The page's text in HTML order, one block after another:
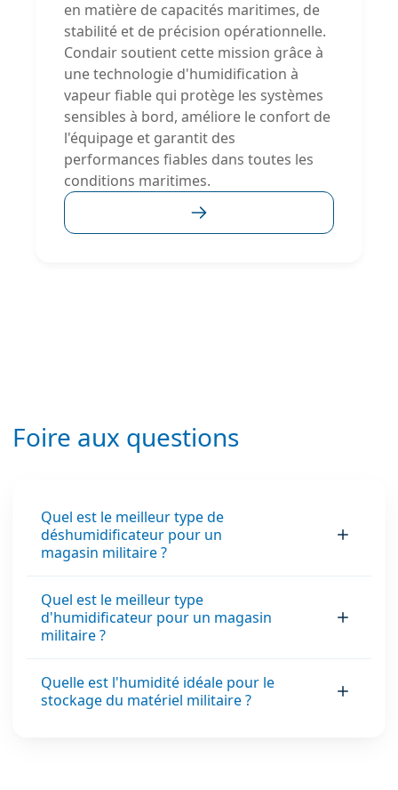
en matière de capacités maritimes, de
stabilité et de précision opérationnelle.
Condair soutient cette mission grâce à
une technologie d'humidification à
vapeur fiable qui protège les systèmes
sensibles à bord, améliore le confort de
l'équipage et garantit des
performances fiables dans toutes les
conditions maritimes.
Foire aux questions
Quel est le meilleur type de
déshumidificateur pour un
magasin militaire ?
Quel est le meilleur type
d'humidificateur pour un magasin
militaire ?
Quelle est l'humidité idéale pour le
stockage du matériel militaire ?